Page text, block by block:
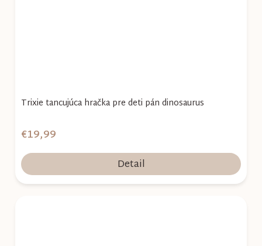
Trixie tancujúca hračka pre deti pán dinosaurus
€19,99
Detail